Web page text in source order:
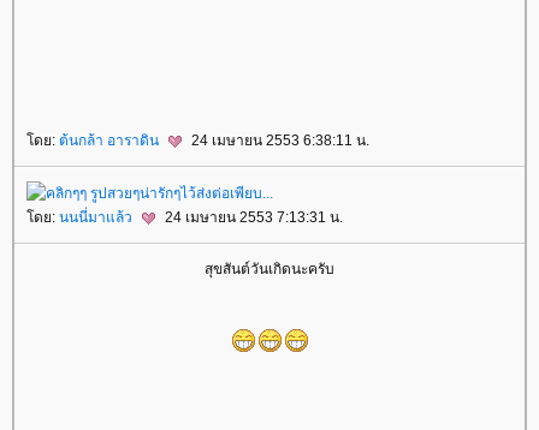
โดย: ต้นกล้า อาราดิน 24 เมษายน 2553 6:38:11 น.
โดย: นนนี่มาแล้ว 24 เมษายน 2553 7:13:31 น.
สุขสันต์วันเกิดนะครับ